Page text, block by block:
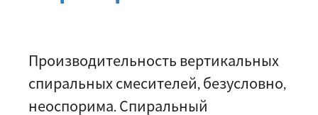
Производительность вертикальных
спиральных смесителей, безусловно,
неоспорима. Спиральный